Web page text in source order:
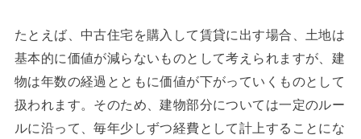
たとえば、中古住宅を購入して賃貸に出す場合、土地は
基本的に価値が減らないものとして考えられますが、建
物は年数の経過とともに価値が下がっていくものとして
扱われます。そのため、建物部分については一定のルー
ルに沿って、毎年少しずつ経費として計上することにな